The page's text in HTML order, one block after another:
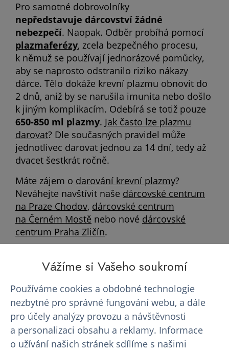
Pro samotné dobrovolníky
nepředstavuje dárcovství žádné
nebezpečí. Naopak. Odběr probíhá pomocí
plazmaferézy, zcela bezpečného procesu,
k němuž se používají jednorázové pomůcky,
aby se naprosto odstranilo riziko nákazy
dárce. Tělo dokáže krevní plazmu obnovit do
2 dnů, aniž by se narušila imunita nebo došlo
k jiným komplikacím. Odebírá se totiž pouze
650-850 ml plazmy. Jak často lze plazmu
darovat? Dle současných pravidel může
jednotlivec darovat jednou za 14 dní, tedy až
dvacet šestkrát ročně.
Máte zájem o darování krevní plazmy?
Neváhejte navštívit naše dárcovské centrum
na Praze Chodov, dárcovské centrum
na Černém Mostě nebo nové dárcovské
centrum Praha Zličín.
Chcete darovat krevní plazmu, získat
finanční kompenzaci
a využívat našich benefitů pro dárce?
Vážíme si Vašeho soukromí
Používáme cookies a obdobné technologie
nezbytné pro správné fungování webu, a dále
pro účely analýzy provozu a návštěvnosti
a personalizaci obsahu a reklamy. Informace
o užívání našich stránek sdílíme s našimi